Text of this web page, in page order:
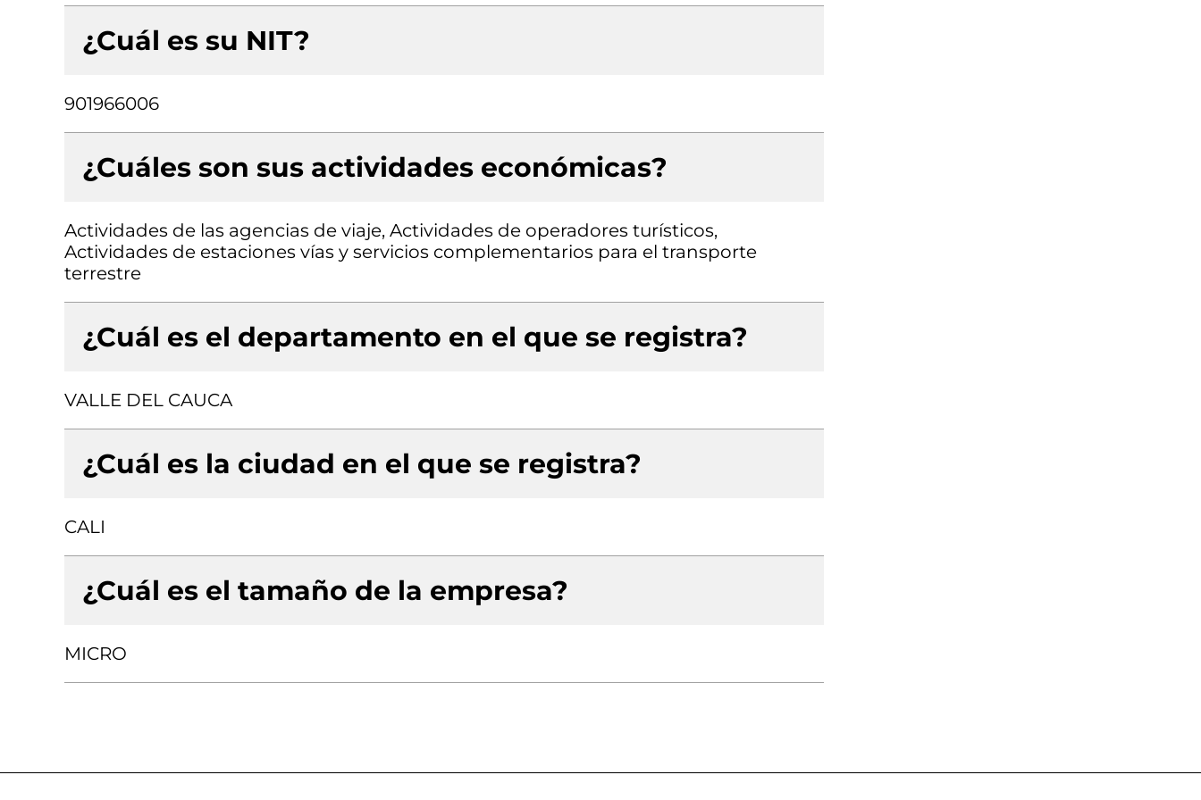
¿Cuál es su NIT?
901966006
¿Cuáles son sus actividades económicas?
Actividades de las agencias de viaje, Actividades de operadores turísticos,
Actividades de estaciones vías y servicios complementarios para el transporte
terrestre
¿Cuál es el departamento en el que se registra?
VALLE DEL CAUCA
¿Cuál es la ciudad en el que se registra?
CALI
¿Cuál es el tamaño de la empresa?
MICRO